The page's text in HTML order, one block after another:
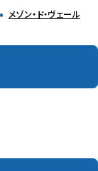
メゾン・ド・ヴェール